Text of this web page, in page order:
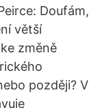
Doufám,
větší
změně
později? V